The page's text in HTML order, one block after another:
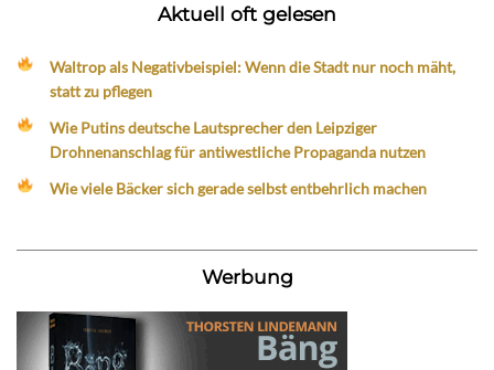
Aktuell oft gelesen
Waltrop als Negativbeispiel: Wenn die Stadt nur noch mäht,
statt zu pflegen
Wie Putins deutsche Lautsprecher den Leipziger
Drohnenanschlag für antiwestliche Propaganda nutzen
Wie viele Bäcker sich gerade selbst entbehrlich machen
Werbung